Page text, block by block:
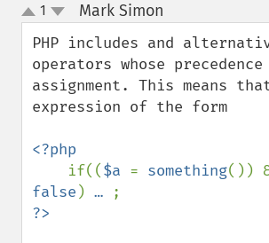
up
down
1 Mark Simon
PHP includes and
operators whose
assignment. This means
expression of the form
<?php
if(($a = something())
false ) …